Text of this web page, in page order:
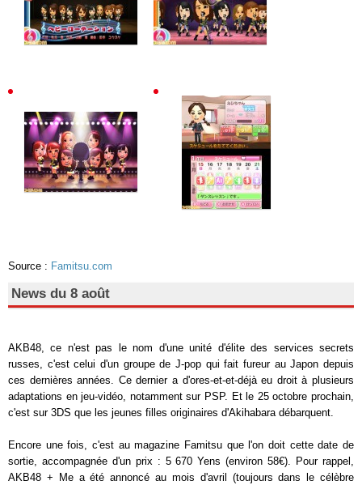
Source : Famitsu.com
News du 8 août
AKB48, ce n'est pas le nom d'une unité d'élite des services secrets
russes, c'est celui d'un groupe de J-pop qui fait fureur au Japon depuis
ces dernières années. Ce dernier a d'ores-et-et-déjà eu droit à plusieurs
adaptations en jeu-vidéo, notamment sur PSP. Et le 25 octobre prochain,
c'est sur 3DS que les jeunes filles originaires d'Akihabara débarquent.
Encore une fois, c'est au magazine Famitsu que l'on doit cette date de
sortie, accompagnée d'un prix : 5 670 Yens (environ 58€). Pour rappel,
AKB48 + Me a été annoncé au mois d'avril (toujours dans le célèbre